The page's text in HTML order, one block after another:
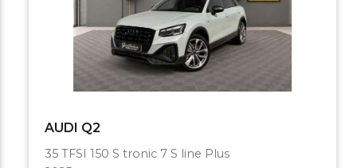
AUDI Q2
35 TFSI 150 S tronic 7 S line Plus